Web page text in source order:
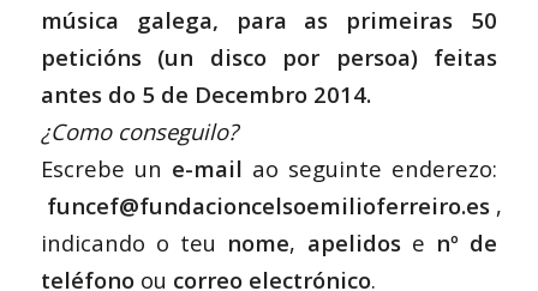
música galega, para as primeiras 50
peticións (un disco por persoa) feitas
antes do 5 de Decembro 2014.
¿Como conseguilo?
Escrebe un e-mail ao seguinte enderezo:
funcef@fundacioncelsoemilioferreiro.es,
indicando o teu nome, apelidose nº de
teléfonoou correo electrónico.